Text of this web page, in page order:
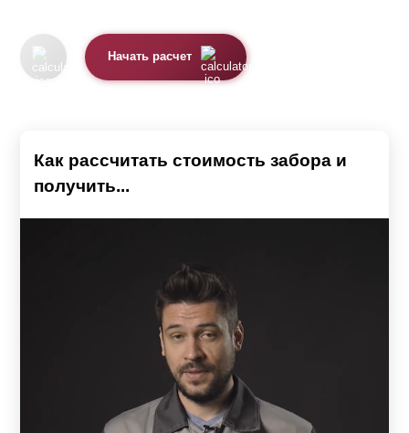
Начать расчет
Как рассчитать стоимость забора и
получить...